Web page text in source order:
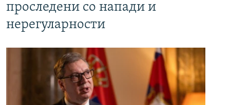
проследени со напади и
нерегуларности